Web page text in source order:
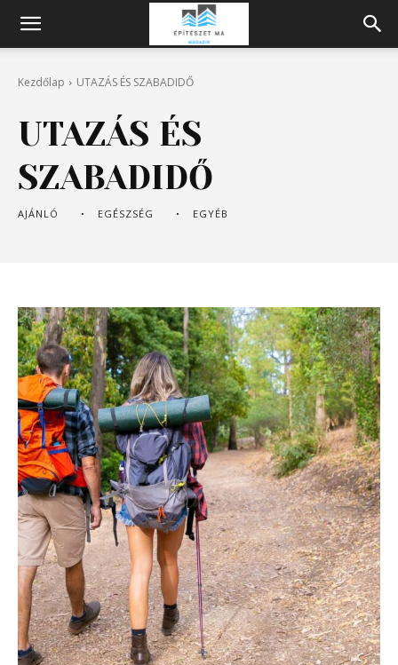
Építeszeti
Kezdőlap UTAZÁS ÉS SZABADIDŐ
UTAZÁS ÉS
SZABADIDŐ
AJÁNLÓ EGÉSZSÉG EGYÉB